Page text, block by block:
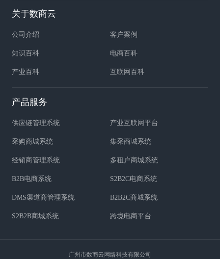
关于数商云
公司介绍 客户案例
知识百科 电商百科
产业百科 互联网百科
产品服务
供应链管理系统 产业互联网平台
采购商城系统 集采商城系统
经销商管理系统 多租户商城系统
B2B电商系统 S2B2C电商系统
DMS渠道商管理系统 B2B2C商城系统
S2B2B商城系统 跨境电商平台
广州市数商云网络科技有限公司